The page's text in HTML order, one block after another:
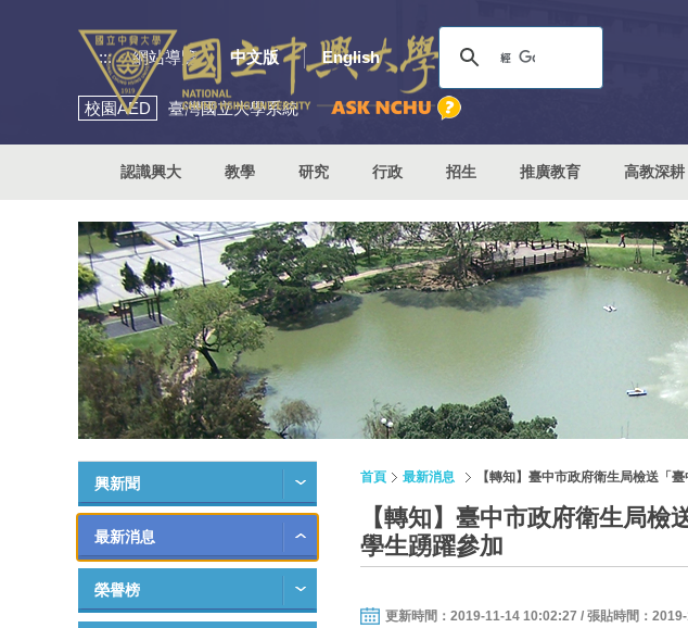
::: 網站導覽 中文版 English
校園AED 臺灣國立大學系統
認識興大 教學 研究 行政 招生 推廣教育 高教深耕
興新聞
最新消息
榮譽榜
首頁 最新消息 【轉知】臺中市政府衛生局檢送「
【轉知】臺中市政府衛生局
學生踴躍參加
更新時間：2019-11-14 10:02:27 / 張貼時間：